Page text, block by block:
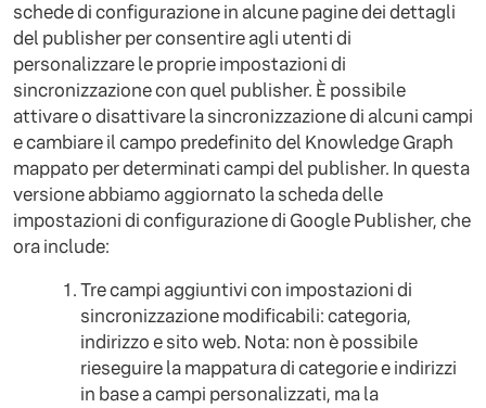
schede di configurazione in alcune pagine dei dettagli
del publisher per consentire agli utenti di
personalizzare le proprie impostazioni di
sincronizzazione con quel publisher. È possibile
attivare o disattivare la sincronizzazione di alcuni campi
e cambiare il campo predefinito del Knowledge Graph
mappato per determinati campi del publisher. In questa
versione abbiamo aggiornato la scheda delle
impostazioni di configurazione di Google Publisher, che
ora include:
Tre campi aggiuntivi con impostazioni di
sincronizzazione modificabili: categoria,
indirizzo e sito web. Nota: non è possibile
rieseguire la mappatura di categorie e indirizzi
in base a campi personalizzati, ma la